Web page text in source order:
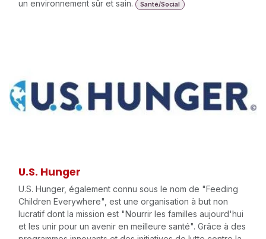
environnementales. Notre équipe de professionnels
spécialisé dans l'analyse de l'amiante, du plomb et des
moisissures. Nous nous engageons à vous aider à créer
un environnement sûr et sain.